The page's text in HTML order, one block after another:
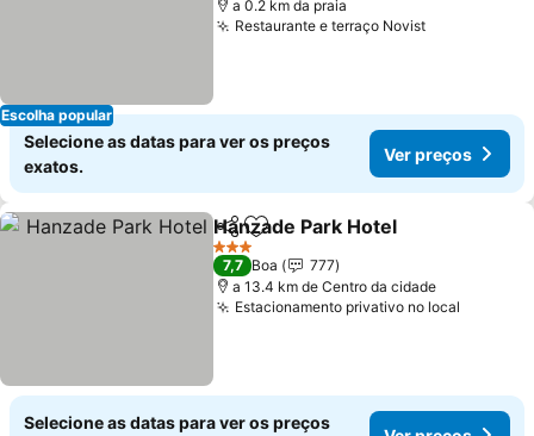
Escolha popular
a 0.2 km da praia
Restaurante e terraço Novist
Selecione as datas para ver os preços
exatos.
Ver preços
PartilharAdicionar aos favoritos
Hanzade Park Hotel
3 Estrelas
7,7 Boa
777
a 13.4 km de Centro da cidade
Estacionamento privativo no local
Selecione as datas para ver os preços